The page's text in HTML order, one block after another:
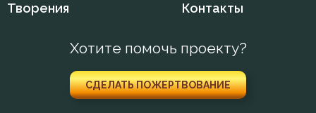
Творения
Контакты
Хотите помочь проекту?
СДЕЛАТЬ ПОЖЕРТВОВАНИЕ